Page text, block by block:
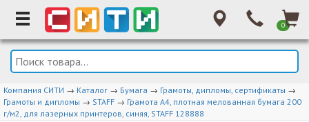
0
Компания СИТИ → Каталог → Бумага → Грамоты, дипломы, сертификаты →
Грамоты и дипломы → STAFF → Грамота А4, плотная мелованная бумага 200
г/м2, для лазерных принтеров, синяя, STAFF 128888